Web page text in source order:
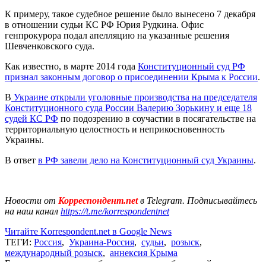
К примеру, такое судебное решение было вынесено 7 декабря
в отношении судьи КС РФ Юрия Рудкина. Офис
генпрокурора подал апелляцию на указанные решения
Шевченковского суда.
Как известно, в марте 2014 года Конституционный суд РФ
признал законным договор о присоединении Крыма к России.
В Украине открыли уголовные производства на председателя
Конституционного суда России Валерию Зорькину и еще 18
судей КС РФ по подозрению в соучастии в посягательстве на
территориальную целостность и неприкосновенность
Украины.
В ответ в РФ завели дело на Конституционный суд Украины.
Новости от Корреспондент.netв Telegram. Подписывайтесь
на наш канал https://t.me/korrespondentnet
Читайте Korrespondent.net в Google News
ТЕГИ: Россия, Украина-Россия, судьи, розыск,
международный розыск, аннексия Крыма